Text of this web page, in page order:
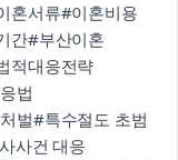
혼서류#이혼비용
간#부산이혼
적대응전략
법
벌#특수절도 초범
사건 대응